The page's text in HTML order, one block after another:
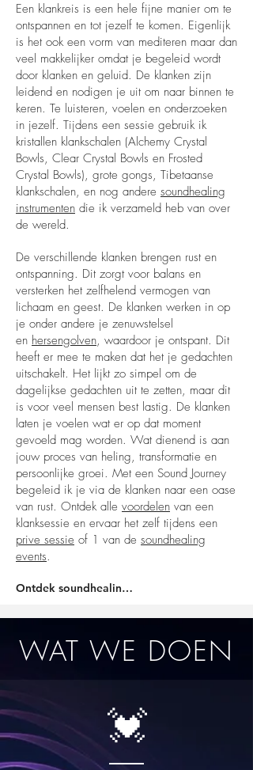
Een klankreis is een hele fijne manier om te
ontspannen en tot jezelf te komen. Eigenlijk
is het ook een vorm van mediteren maar dan
veel makkelijker omdat je begeleid wordt
door klanken en geluid. De klanken zijn
leidend en nodigen je uit om naar binnen te
keren. Te luisteren, voelen en onderzoeken
in jezelf. Tijdens een sessie gebruik ik
kristallen klankschalen (Alchemy Crystal
Bowls, Clear Crystal Bowls en Frosted
Crystal Bowls), grote gongs, Tibetaanse
klankschalen, en nog andere soundhealing
instrumenten die ik verzameld heb van over
de wereld.
De verschillende klanken brengen rust en
ontspanning. Dit zorgt voor balans en
versterken het zelfhelend vermogen van
lichaam en geest. De klanken werken in op
je onder andere je zenuwstelsel
en hersengolven, waardoor je ontspant. Dit
heeft er mee te maken dat het je gedachten
uitschakelt. Het lijkt zo simpel om de
dagelijkse gedachten uit te zetten, maar dit
is voor veel mensen best lastig. De klanken
laten je voelen wat er op dat moment
gevoeld mag worden. Wat dienend is aan
jouw proces van heling, transformatie en
persoonlijke groei. Met een Sound Journey
begeleid ik je via de klanken naar een oase
van rust. Ontdek alle voordelen van een
klanksessie en ervaar het zelf tijdens een
prive sessie of 1 van de soundhealing
events.
Ontdek soundhealing →
WAT WE DOEN
💓